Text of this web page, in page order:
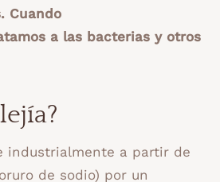
Cuando
a las bacterias y otros
industrialmente a partir de
de sodio) por un